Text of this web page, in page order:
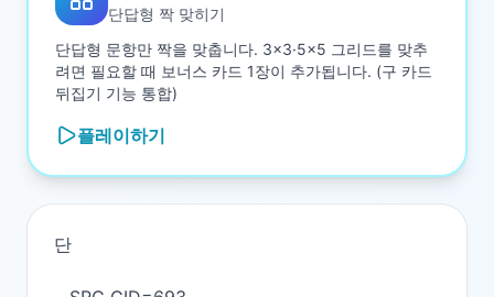
단답형 짝 맞히기
단답형 문항만 짝을 맞춥니다. 3×3·5×5 그리드를 맞추
려면 필요할 때 보너스 카드 1장이 추가됩니다. (구 카드
뒤집기 기능 통합)
플레이하기
단